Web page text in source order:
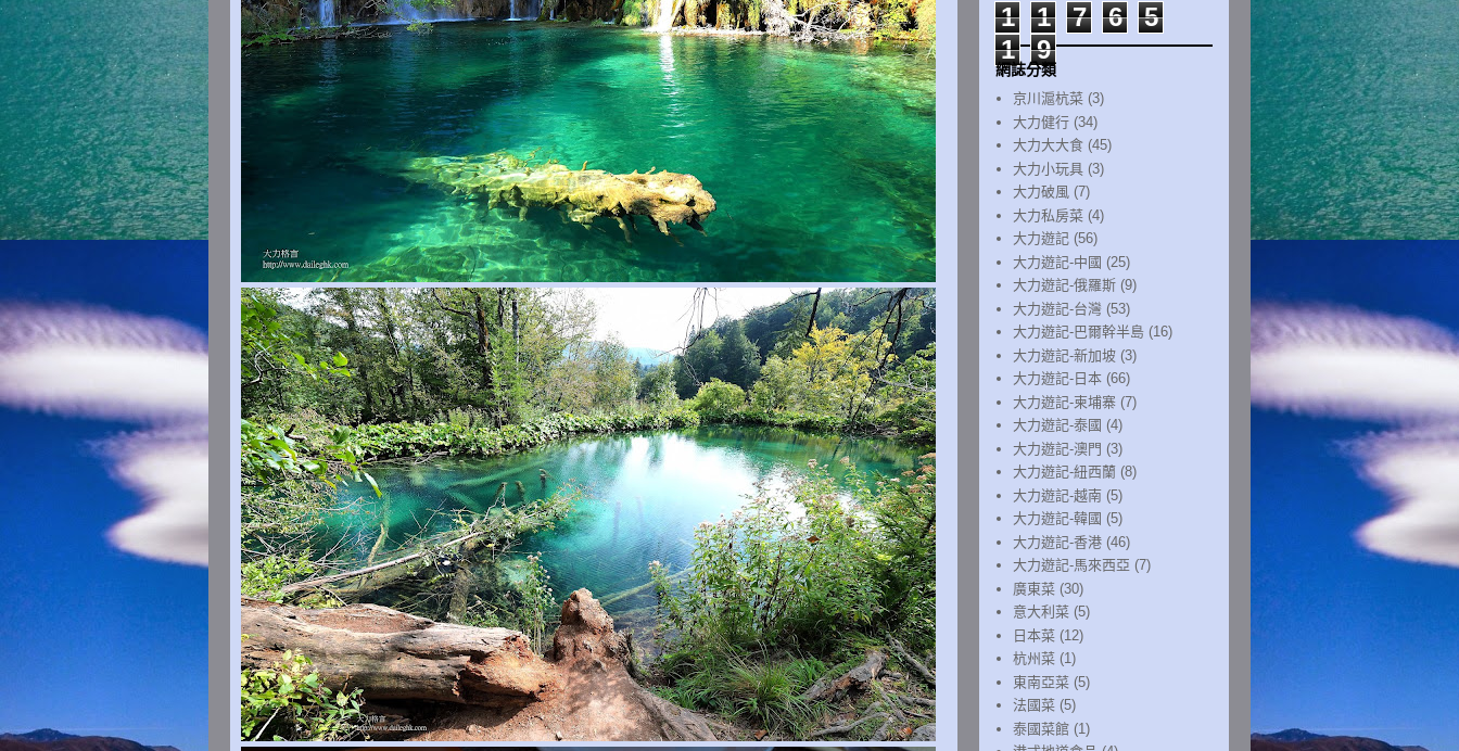
1 1 7 6
5
1
9
網誌分類
京川滬杭菜 (3)
大力健行 (34)
大力大大食 (45)
大力小玩具 (3)
大力破風 (7)
大力私房菜 (4)
大力遊記 (56)
大力遊記-中國 (25)
大力遊記-俄羅斯 (9)
大力遊記-台灣 (53)
大力遊記-巴爾幹半島 (16)
大力遊記-新加坡 (3)
大力遊記-日本 (66)
大力遊記-柬埔寨 (7)
大力遊記-泰國 (4)
大力遊記-澳門 (3)
大力遊記-紐西蘭 (8)
大力遊記-越南 (5)
大力遊記-韓國 (5)
大力遊記-香港 (46)
大力遊記-馬來西亞 (7)
廣東菜 (30)
意大利菜 (5)
日本菜 (12)
杭州菜 (1)
東南亞菜 (5)
法國菜 (5)
泰國菜館 (1)